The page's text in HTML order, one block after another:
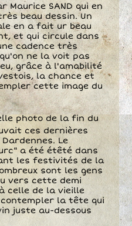
SAND qui en
beau dessin. Un
en a fait ur beau
et qui circule dans
cadence très
ne la voit pas
grâce à l'amabilité
la chance et
cette image du
photo de la fin du
ces dernières
Le
a été étêté dans
les festivités de la
sont les gens
vers cette demi
celle de la vieille
la tête qui
juste au-dessous